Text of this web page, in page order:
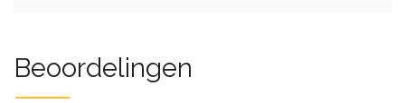
Beoordelingen